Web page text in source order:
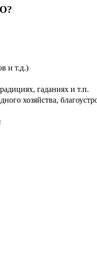
и т.д.)
гаданиях и т.п.
хозяйства,